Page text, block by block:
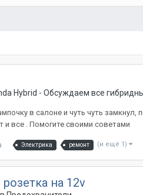
Hybrid - Обсуждаем все
в салоне и чуть чуть
и все . Помогите своими советами
Электрика ремонт (и ещё 1)
на 12v